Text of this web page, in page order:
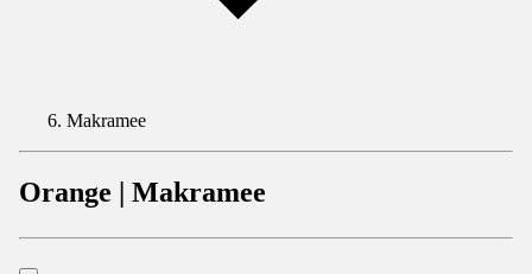
Makramee
Orange | Makramee